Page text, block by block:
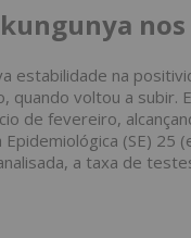
estabilidade na
quando voltou a
de fevereiro,
(SE)
a taxa de